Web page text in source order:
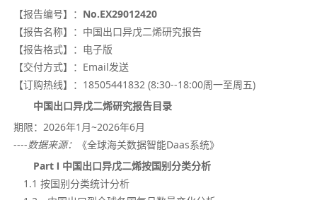
【报告编号】： No.EX29012420
【报告名称】： 中国出口异戊二烯研究报告
【报告格式】： 电子版
【交付方式】： Email发送
【订购热线】： 18505441832 (8:30--18:00周一至周五)
中国出口异戊二烯研究报告目录
期限： 2026年1月~2026年6月
----数据来源：
《全球海关数据智能Daas系统》
Part Ⅰ 中国出口异戊二烯按国别分类分析
1.1 按国别分类统计分析